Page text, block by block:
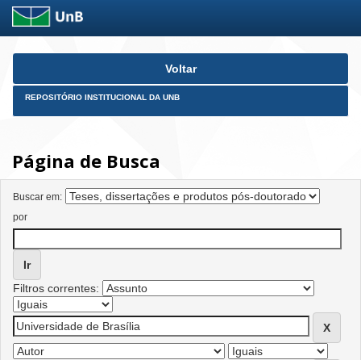
Skip
Voltar
REPOSITÓRIO INSTITUCIONAL DA UNB
Página de Busca
Buscar em:
por
Filtros correntes: